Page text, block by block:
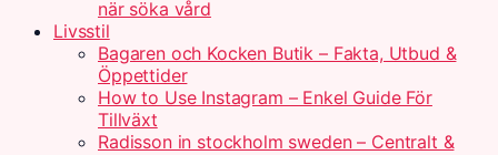
när söka vård
Livsstil
Bagaren och Kocken Butik – Fakta, Utbud &
Öppettider
How to Use Instagram – Enkel Guide För
Tillväxt
Radisson in stockholm sweden – Centralt &